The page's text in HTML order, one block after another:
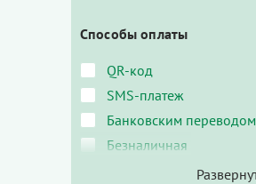
Способы оплаты
QR-код
SMS-платеж
Банковским переводом
Безналичная